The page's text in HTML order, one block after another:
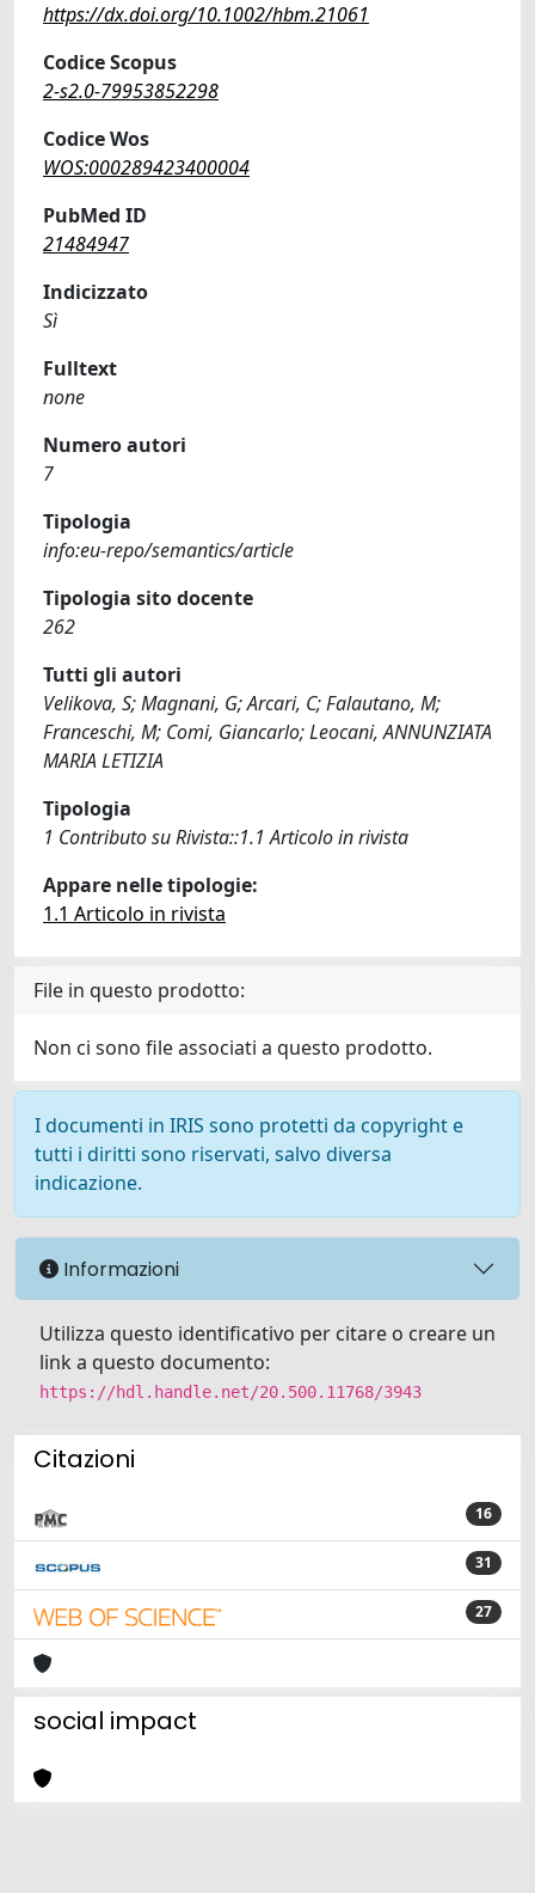
https://dx.doi.org/10.1002/hbm.21061
Codice Scopus
2-s2.0-79953852298
Codice Wos
WOS:000289423400004
PubMed ID
21484947
Indicizzato
Sì
Fulltext
none
Numero autori
7
Tipologia
info:eu-repo/semantics/article
Tipologia sito docente
262
Tutti gli autori
Velikova, S; Magnani, G; Arcari, C; Falautano, M;
Franceschi, M; Comi, Giancarlo; Leocani, ANNUNZIATA
MARIA LETIZIA
Tipologia
1 Contributo su Rivista::1.1 Articolo in rivista
Appare nelle tipologie:
1.1 Articolo in rivista
File in questo prodotto:
Non ci sono file associati a questo prodotto.
I documenti in IRIS sono protetti da copyright e
tutti i diritti sono riservati, salvo diversa
indicazione.
Informazioni
Utilizza questo identificativo per citare o creare un
link a questo documento:
https://hdl.handle.net/20.500.11768/3943
Citazioni
16
31
27
social impact